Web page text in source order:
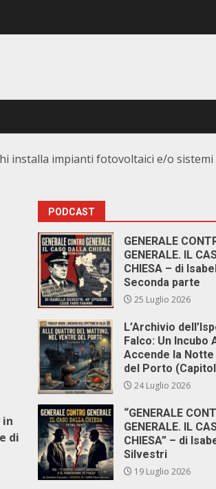
installa impianti fotovoltaici e/o sistemi
di
PODCAST
GENERALE
GENERALE. IL
CHIESA – di
Seconda parte
25 Luglio 2026
L’Archivio
Falco: Un Incubo
Accende la
del Porto
24 Luglio 2026
“GENERALE
GENERALE. IL
CHIESA” – di
Silvestri
19 Luglio 2026